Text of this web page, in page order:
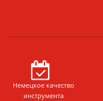
Немецкое качество
инструмента